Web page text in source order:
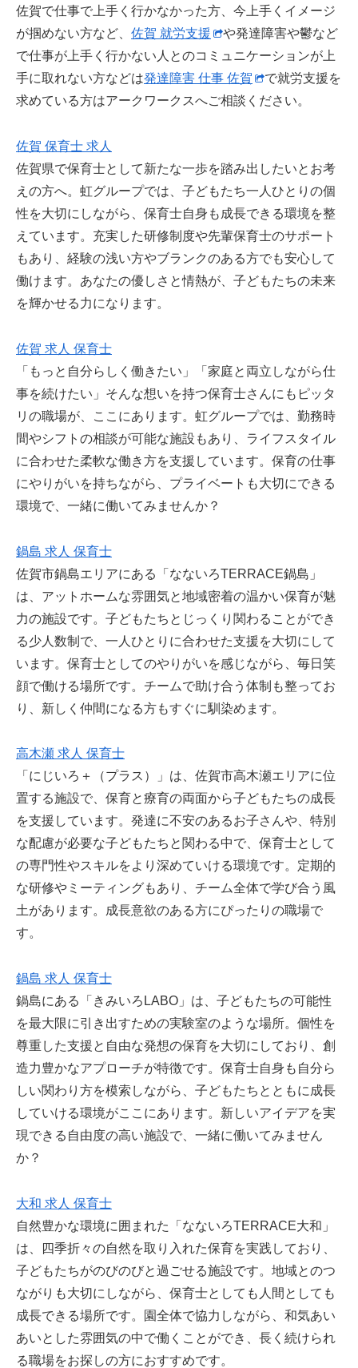
佐賀で仕事で上手く行かなかった方、今上手くイメージ
が掴めない方など、 佐賀 就労支援
や発達障害や鬱など
で仕事が上手く行かない人とのコミュニケーションが上
手に取れない方などは発達障害 仕事 佐賀
で就労支援を
求めている方はアークワークスへご相談ください。
佐賀 保育士 求人
佐賀県で保育士として新たな一歩を踏み出したいとお考
えの方へ。虹グループでは、子どもたち一人ひとりの個
性を大切にしながら、保育士自身も成長できる環境を整
えています。充実した研修制度や先輩保育士のサポート
もあり、経験の浅い方やブランクのある方でも安心して
働けます。あなたの優しさと情熱が、子どもたちの未来
を輝かせる力になります。
佐賀 求人 保育士
「もっと自分らしく働きたい」「家庭と両立しながら仕
事を続けたい」そんな想いを持つ保育士さんにもピッタ
リの職場が、ここにあります。虹グループでは、勤務時
間やシフトの相談が可能な施設もあり、ライフスタイル
に合わせた柔軟な働き方を支援しています。保育の仕事
にやりがいを持ちながら、プライベートも大切にできる
環境で、一緒に働いてみませんか？
鍋島 求人 保育士
佐賀市鍋島エリアにある「なないろTERRACE鍋島」
は、アットホームな雰囲気と地域密着の温かい保育が魅
力の施設です。子どもたちとじっくり関わることができ
る少人数制で、一人ひとりに合わせた支援を大切にして
います。保育士としてのやりがいを感じながら、毎日笑
顔で働ける場所です。チームで助け合う体制も整ってお
り、新しく仲間になる方もすぐに馴染めます。
高木瀬 求人 保育士
「にじいろ＋（プラス）」は、佐賀市高木瀬エリアに位
置する施設で、保育と療育の両面から子どもたちの成長
を支援しています。発達に不安のあるお子さんや、特別
な配慮が必要な子どもたちと関わる中で、保育士として
の専門性やスキルをより深めていける環境です。定期的
な研修やミーティングもあり、チーム全体で学び合う風
土があります。成長意欲のある方にぴったりの職場で
す。
鍋島 求人 保育士
鍋島にある「きみいろLABO」は、子どもたちの可能性
を最大限に引き出すための実験室のような場所。個性を
尊重した支援と自由な発想の保育を大切にしており、創
造力豊かなアプローチが特徴です。保育士自身も自分ら
しい関わり方を模索しながら、子どもたちとともに成長
していける環境がここにあります。新しいアイデアを実
現できる自由度の高い施設で、一緒に働いてみません
か？
大和 求人 保育士
自然豊かな環境に囲まれた「なないろTERRACE大和」
は、四季折々の自然を取り入れた保育を実践しており、
子どもたちがのびのびと過ごせる施設です。地域とのつ
ながりも大切にしながら、保育士としても人間としても
成長できる場所です。園全体で協力しながら、和気あい
あいとした雰囲気の中で働くことができ、長く続けられ
る職場をお探しの方におすすめです。